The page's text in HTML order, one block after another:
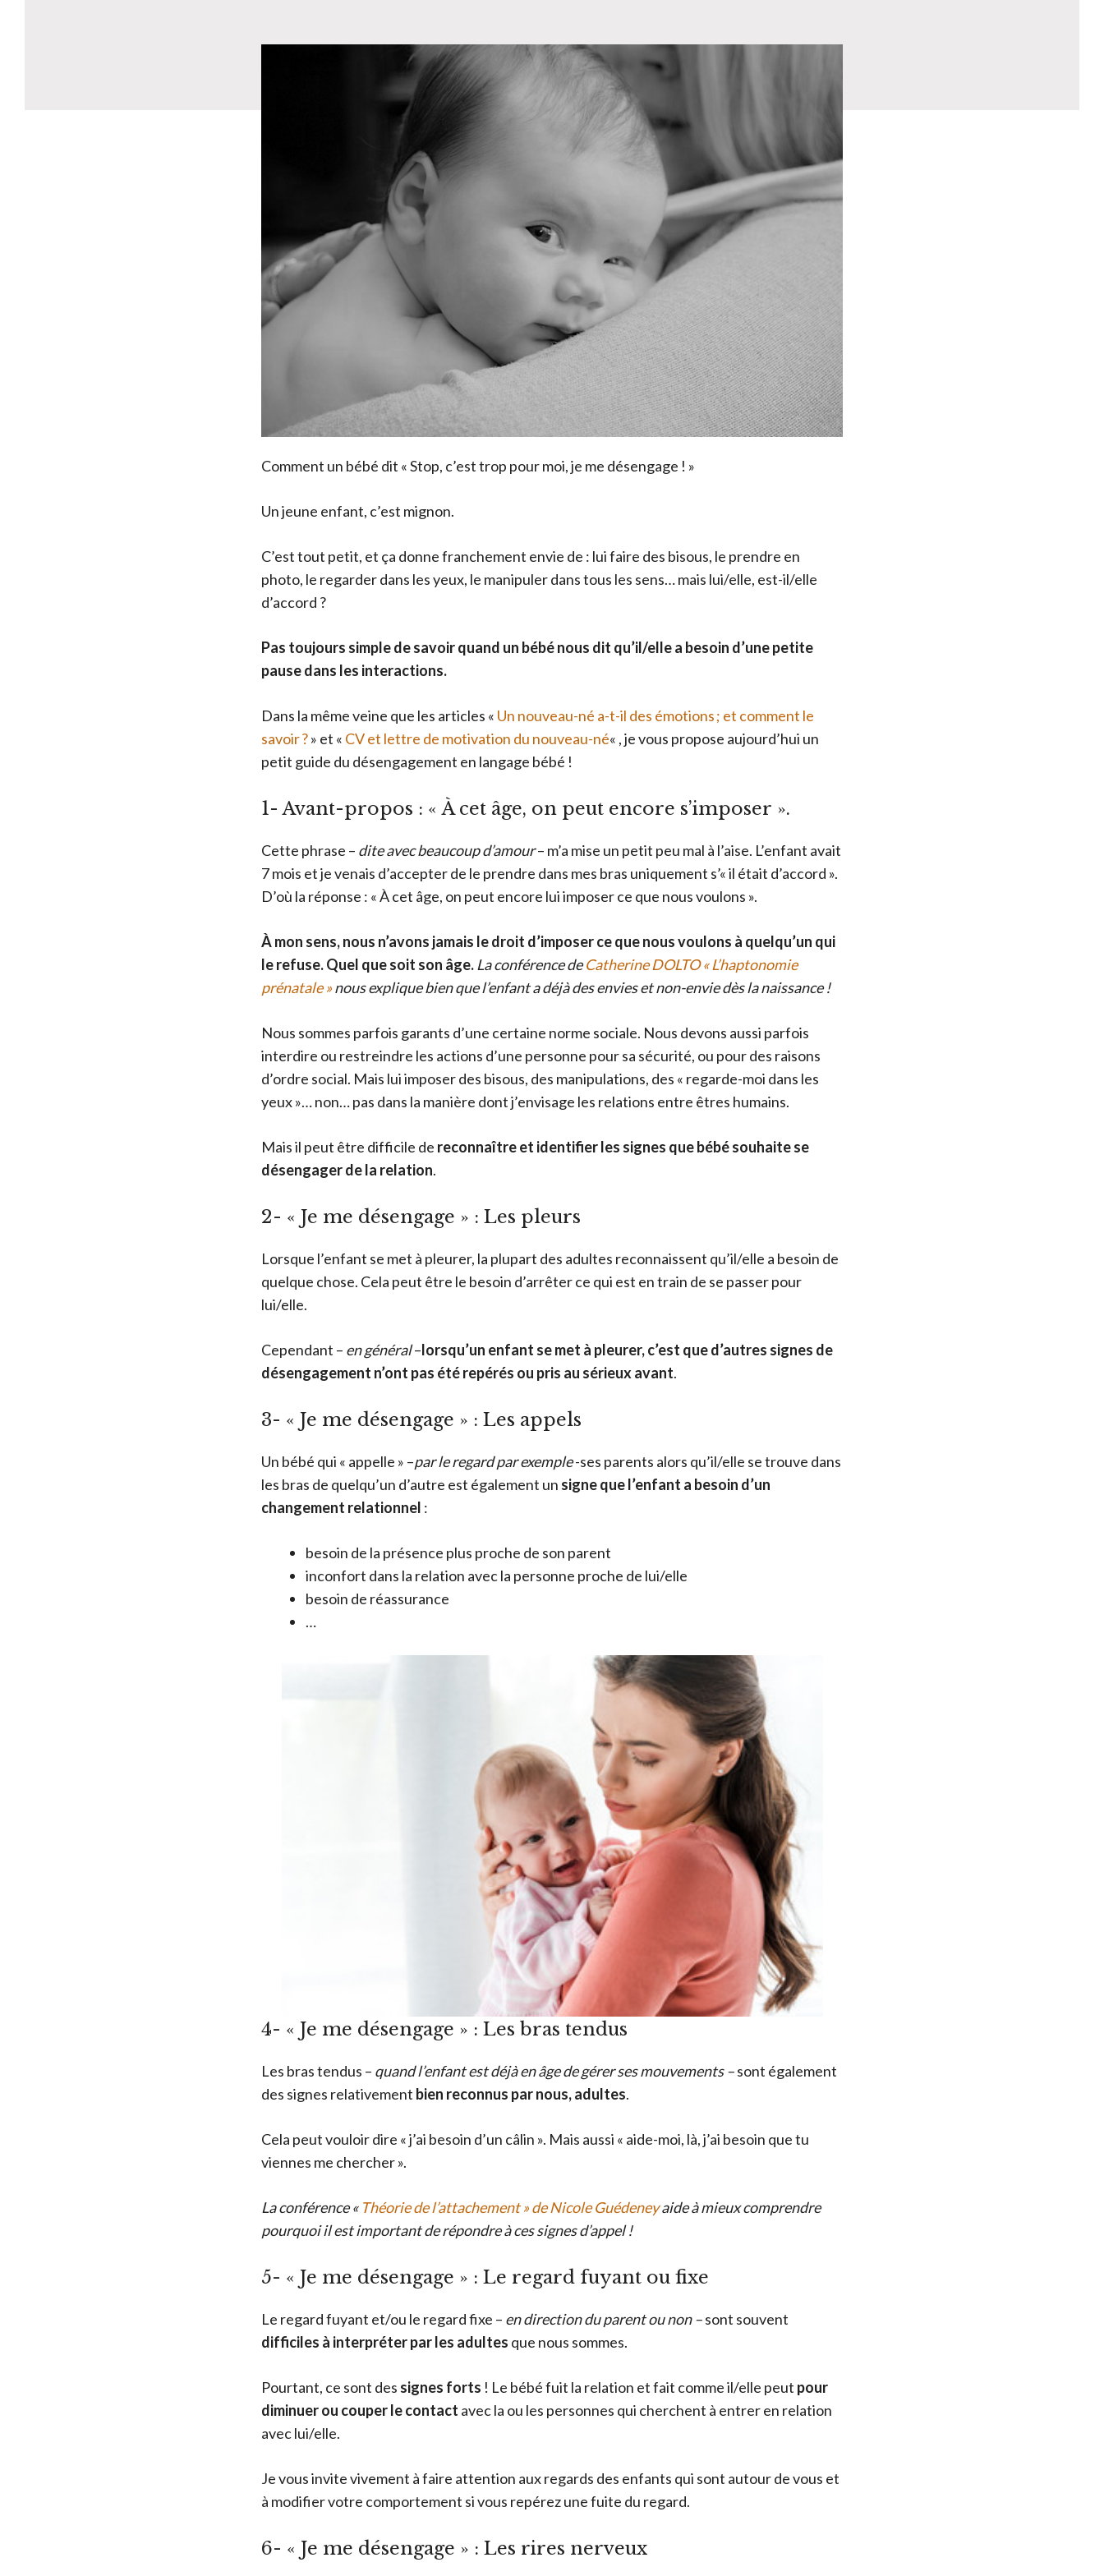
Comment un bébé dit « Stop, c’est trop pour moi, je me désengage ! »
Un jeune enfant, c’est mignon.
C’est tout petit, et ça donne franchement envie de : lui faire des bisous, le prendre en
photo, le regarder dans les yeux, le manipuler dans tous les sens… mais lui/elle, est-il/elle
d’accord ?
Pas toujours simple de savoir quand un bébé nous dit qu’il/elle a besoin d’une petite
pause dans les interactions.
Dans la même veine que les articles « Un nouveau-né a-t-il des émotions ; et comment le
savoir ?» et « CV et lettre de motivation du nouveau-né« , je vous propose aujourd’hui un
petit guide du désengagement en langage bébé !
1- Avant-propos : « À cet âge, on peut encore s’imposer ».
Cette phrase – dite avec beaucoup d’amour– m’a mise un petit peu mal à l’aise. L’enfant avait
7 mois et je venais d’accepter de le prendre dans mes bras uniquement s’« il était d’accord ».
D’où la réponse : « À cet âge, on peut encore lui imposer ce que nous voulons ».
À mon sens, nous n’avons jamais le droit d’imposer ce que nous voulons à quelqu’un qui
le refuse. Quel que soit son âge.La conférence deCatherine DOLTO « L’haptonomie
prénatale »nous explique bien que l’enfant a déjà des envies et non-envie dès la naissance !
Nous sommes parfois garants d’une certaine norme sociale. Nous devons aussi parfois
interdire ou restreindre les actions d’une personne pour sa sécurité, ou pour des raisons
d’ordre social. Mais lui imposer des bisous, des manipulations, des « regarde-moi dans les
yeux »… non… pas dans la manière dont j’envisage les relations entre êtres humains.
Mais il peut être difficile de reconnaître et identifier les signes que bébé souhaite se
désengager de la relation.
2- « Je me désengage » : Les pleurs
Lorsque l’enfant se met à pleurer, la plupart des adultes reconnaissent qu’il/elle a besoin de
quelque chose. Cela peut être le besoin d’arrêter ce qui est en train de se passer pour
lui/elle.
Cependant – en général–lorsqu’un enfant se met à pleurer, c’est que d’autres signes de
désengagement n’ont pas été repérés ou pris au sérieux avant.
3- « Je me désengage » : Les appels
Un bébé qui « appelle » –par le regard par exemple-ses parents alors qu’il/elle se trouve dans
les bras de quelqu’un d’autre est également un signe que l’enfant a besoin d’un
changement relationnel :
besoin de la présence plus proche de son parent
inconfort dans la relation avec la personne proche de lui/elle
besoin de réassurance
…
4- « Je me désengage » : Les bras tendus
Les bras tendus – quand l’enfant est déjà en âge de gérer ses mouvements –sont également
des signes relativement bien reconnus par nous, adultes.
Cela peut vouloir dire « j’ai besoin d’un câlin ». Mais aussi « aide-moi, là, j’ai besoin que tu
viennes me chercher ».
La conférence « Théorie de l’attachement » de Nicole Guédeneyaide à mieux comprendre
pourquoi il est important de répondre à ces signes d’appel !
5- « Je me désengage » : Le regard fuyant ou fixe
Le regard fuyant et/ou le regard fixe – en direction du parent ou non –sont souvent
difficiles à interpréter par les adultes que nous sommes.
Pourtant, ce sont des signes forts ! Le bébé fuit la relation et fait comme il/elle peut pour
diminuer ou couper le contact avec la ou les personnes qui cherchent à entrer en relation
avec lui/elle.
Je vous invite vivement à faire attention aux regards des enfants qui sont autour de vous et
à modifier votre comportement si vous repérez une fuite du regard.
6- « Je me désengage » : Les rires nerveux